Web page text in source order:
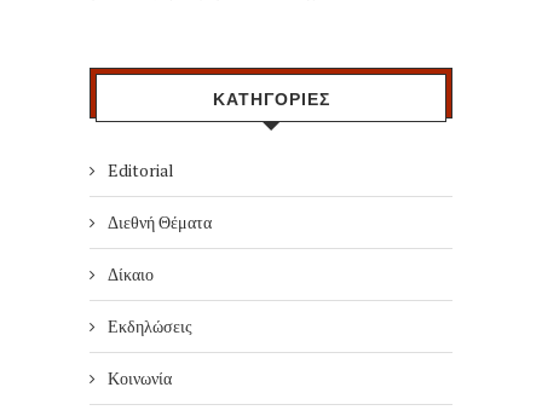
ΚΑΤΗΓΟΡΙΕΣ
Editorial
Διεθνή Θέματα
Δίκαιο
Εκδηλώσεις
Κοινωνία